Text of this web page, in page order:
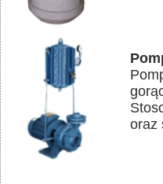
oraz